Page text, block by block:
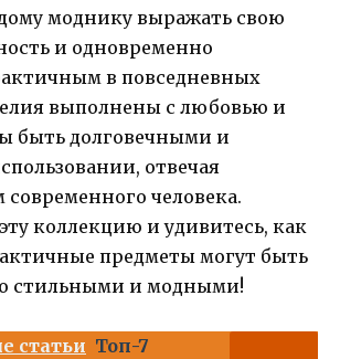
моднику выражать свою
и одновременно
в повседневных
выполнены с любовью и
быть долговечными и
отвечая
человека.
коллекцию и удивитесь, как
предметы могут быть
стильными и модными!
статьи Топ-7